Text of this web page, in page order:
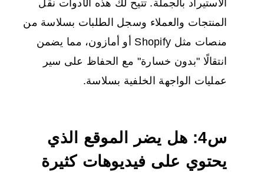
الاستيراد بالجملة. تتيح لك هذه الأدوات نقل
المنتجات والعملاء وسجل الطلبات بسلاسة من
منصات مثل Shopify أو أمازون، مما يضمن
انتقالًا "بدون خسارة" مع الحفاظ على سير
عمليات الواجهة الخلفية بسلاسة.
س4: هل يضر الموقع الذي
يحتوي على فيديوهات كثيرة